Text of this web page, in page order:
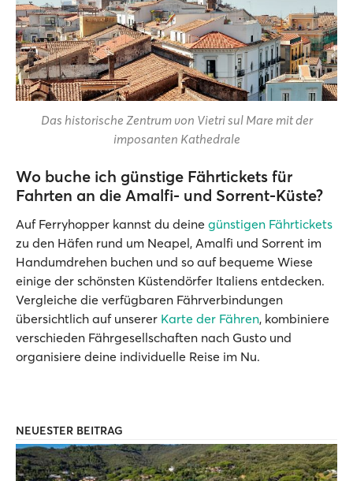
Das historische Zentrum von Vietri sul Mare mit der
imposanten Kathedrale
Wo buche ich günstige Fährtickets für
Fahrten an die Amalfi- und Sorrent-Küste?
Auf Ferryhopper kannst du deine günstigen Fährtickets
zu den Häfen rund um Neapel, Amalfi und Sorrent im
Handumdrehen buchen und so auf bequeme Wiese
einige der schönsten Küstendörfer Italiens entdecken.
Vergleiche die verfügbaren Fährverbindungen
übersichtlich auf unserer Karte der Fähren, kombiniere
verschieden Fährgesellschaften nach Gusto und
organisiere deine individuelle Reise im Nu.
NEUESTER BEITRAG